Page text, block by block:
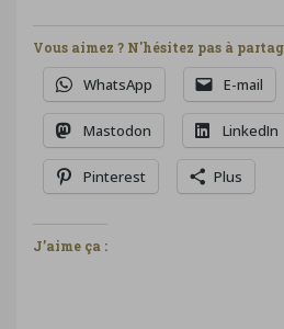
Vous aimez ? N'hésitez pas à
WhatsApp E-mail
Mastodon LinkedIn
Pinterest Plus
J’aime ça :